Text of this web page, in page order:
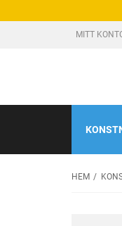
MITT
HEM